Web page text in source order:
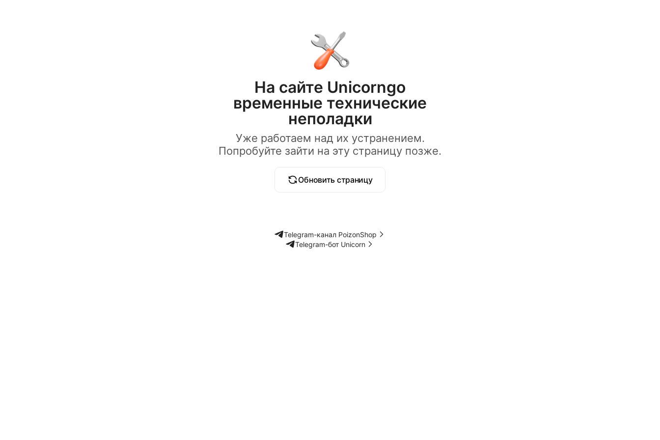
На сайте Unicorngo
временные технические
неполадки
Уже работаем над их устранением.
Попробуйте зайти на эту страницу позже.
Обновить страницу
Telegram-канал PoizonShop
Telegram-бот Unicorn